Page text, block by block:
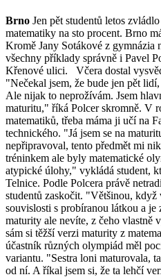
Brno Jen pět studentů letos
matematiky na sto procent. Brno
Kromě Jany Sotákové z gymnázia
všechny příklady správně i Pavel
Křenové ulici.
Včera dostal
"Nečekal jsem, že bude jen pět
Ale nijak to neprožívám. Jsem
maturitu," říká Polcer skromně. V
matematiků, třeba máma ji učí na
technického. "Já jsem se na
nepřipravoval, tento předmět mi
tréninkem ale byly matematické
atypické úlohy," vykládá student,
Telnice. Podle Polcera právě
studentů zaskočit. "Většinou,
souvislosti s probíranou látkou a
maturity ale nevíte, z čeho vlastně
sám si těžší verzi maturity z
účastník různých olympiád měl
variantu. "Sestra loni maturovala,
od ní. A říkal jsem si, že ta lehčí